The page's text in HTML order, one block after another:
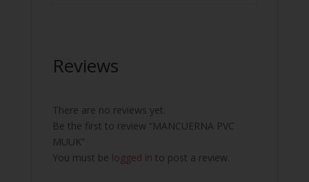
Reviews
There are no reviews yet.
Be the first to review “MANCUERNA PVC
MUUK”
You must be logged in to post a review.